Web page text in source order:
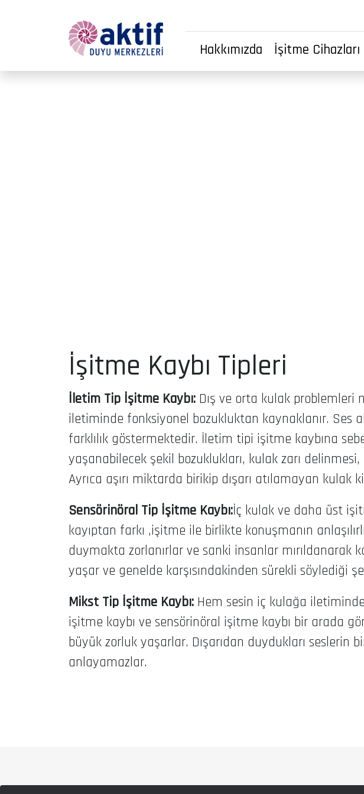
Hakkımızda İşitme Cihazları
İşitme Kaybı Tipleri
İletim Tip İşitme Kaybı: Dış ve orta kulak problemleri
iletiminde fonksiyonel bozukluktan kaynaklanır. Ses
farklılık göstermektedir. İletim tipi işitme kaybına
yaşanabilecek şekil bozuklukları, kulak zarı
Ayrıca aşırı miktarda birikip dışarı atılamayan
Sensörinöral Tip İşitme Kaybı:İç kulak ve daha üst
kayıptan farkı ,işitme ile birlikte konuşmanın
duymakta zorlanırlar ve sanki insanlar
yaşar ve genelde karşısındakinden sürekli söylediği
Mikst Tip İşitme Kaybı: Hem sesin iç kulağa
işitme kaybı ve sensörinöral işitme kaybı bir arada
büyük zorluk yaşarlar. Dışarıdan duydukları
anlayamazlar.